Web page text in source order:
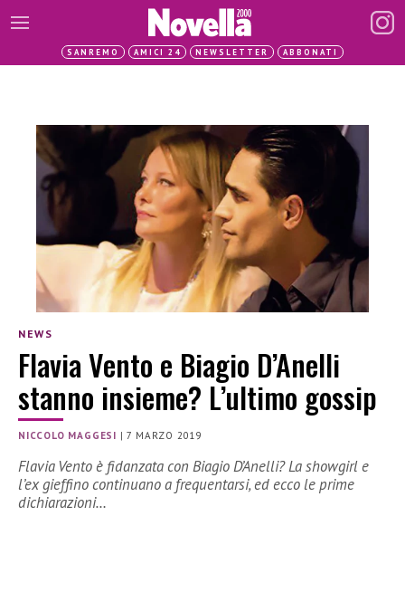
SANREMO AMICI 24 NEWSLETTER ABBONATI
NEWS
Flavia Vento e Biagio D’Anelli
stanno insieme? L’ultimo gossip
NICCOLO MAGGESI |7 MARZO 2019
Flavia Vento è fidanzata con Biagio D’Anelli? La showgirl e
l’ex gieffino continuano a frequentarsi, ed ecco le prime
dichiarazioni…